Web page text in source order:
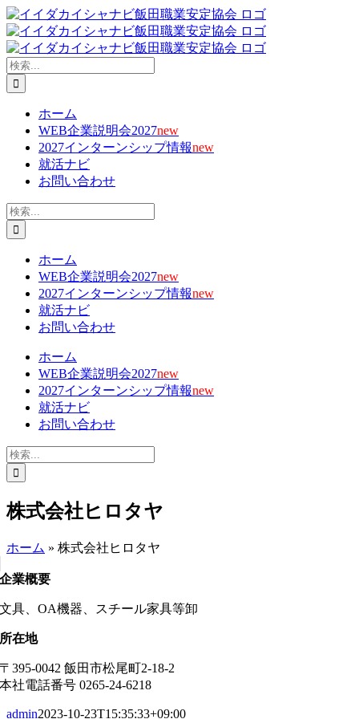
Skip
to
content
X
Facebook
YouTube
電
子
メ
ー
ル
Tiktok
検
索
…
ホーム
WEB企業説明会2027new
2027インターンシップ情報new
就活ナビ
お問い合わせ
検
索
…
ホーム
WEB企業説明会2027new
2027インターンシップ情報new
就活ナビ
お問い合わせ
ホーム
WEB企業説明会2027new
2027インターンシップ情報new
就活ナビ
お問い合わせ
検
索
…
株式会社ヒロタヤ
ホーム » 株式会社ヒロタヤ
企業概要
文具、OA機器、スチール家具等卸
所在地
〒395-0042 飯田市松尾町2-18-2
本社電話番号 0265-24-6218
admin2023-10-23T15:35:33+09:00